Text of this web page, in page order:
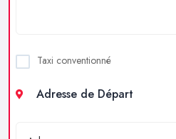
Taxi conventionné
Adresse de Départ